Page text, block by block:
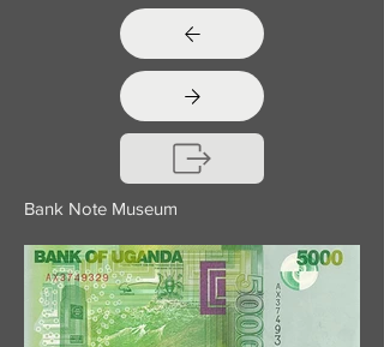
Bank Note Museum